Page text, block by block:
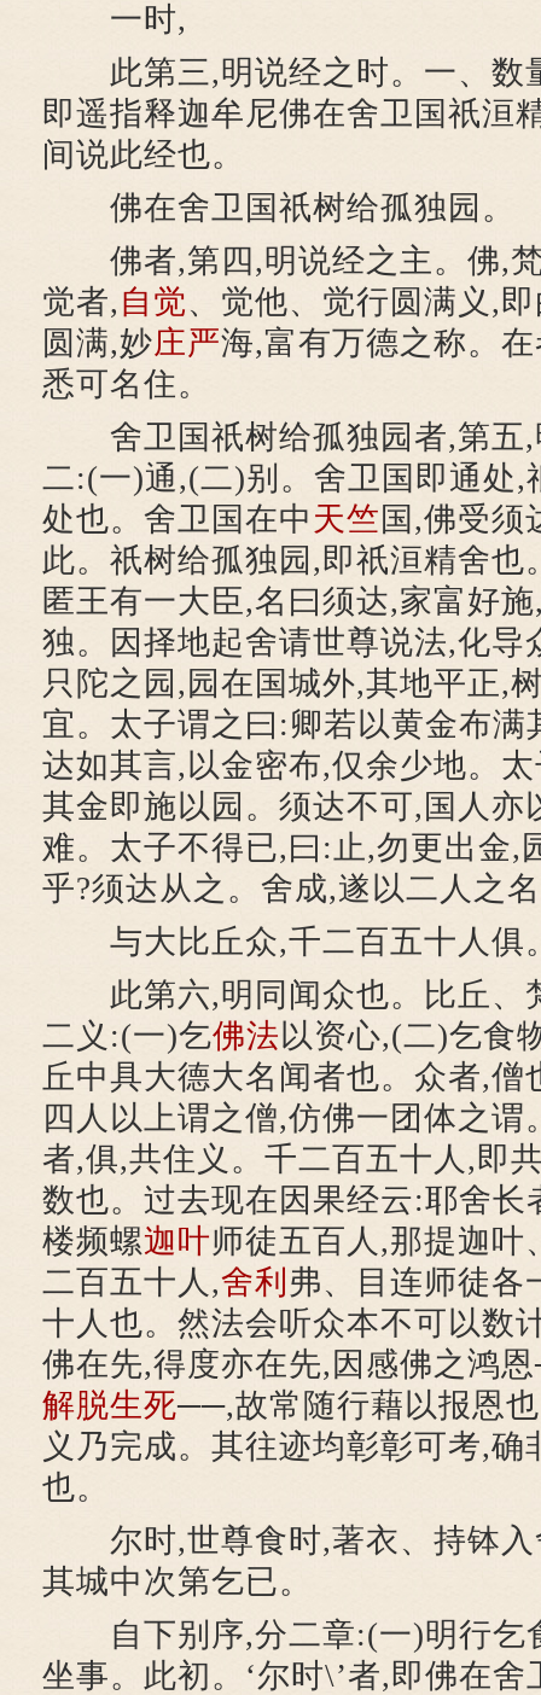
一时,
此第三,明说经之时。一、数
即遥指释迦牟尼佛在舍卫国祇洹
间说此经也。
佛在舍卫国祇树给孤独园。
佛者,第四,明说经之主。佛,
觉者, 自觉、觉他、觉行圆满义,
圆满,妙庄严海,富有万德之称。
悉可名住。
舍卫国祇树给孤独园者,第五,
二:(一)通,(二)别。舍卫国即通处,
处也。舍卫国在中 天竺 国,佛受须
此。祇树给孤独园,即祇洹精舍也
匿王有一大臣,名曰须达,家富好
独。因择地起舍请世尊说法,化导
只陀之园,园在国城外,其地平正,
宜。太子谓之曰:卿若以黄金布满
达如其言,以金密布,仅余少地。
其金即施以园。须达不可,国人亦
难。太子不得已,曰:止,勿更出金,
乎?须达从之。舍成,遂以二人之
与大比丘众,千二百五十人俱
此第六,明同闻众也。比丘、
二义:(一)乞佛法以资心,(二)乞食
丘中具大德大名闻者也。众者,僧
四人以上谓之僧,仿佛一团体之谓
者,俱,共住义。千二百五十人,即
数也。过去现在因果经云:耶舍长
楼频螺迦叶师徒五百人,那提迦叶
二百五十人,舍利 弗、目连师徒各
十人也。然法会听众本不可以数
佛在先,得度亦在先,因感佛之鸿
解脱生死──,故常随行藉以报恩
义乃完成。其往迹均彰彰可考,确
也。
尔时,世尊食时,著衣、持钵入
其城中次第乞已。
自下别序,分二章:(一)明行乞
坐事。此初。‘尔时\’者,即佛在